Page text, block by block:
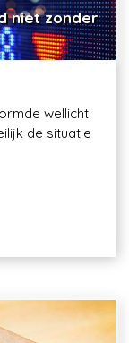
niet zonder
wellicht
de situatie